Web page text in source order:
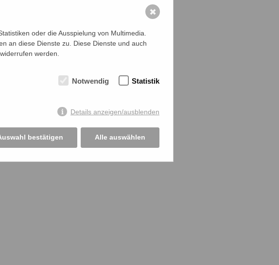
oder die Ausspielung von Multimedia.
an diese Dienste zu. Diese Dienste und auch
werden.
Notwendig Statistik
Details anzeigen/ausblenden
bestätigen Alle auswählen
✖